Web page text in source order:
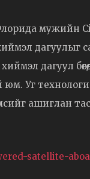
мужийн
дагуулыг
дагуул
Уг технологи
ашиглан
satellite-